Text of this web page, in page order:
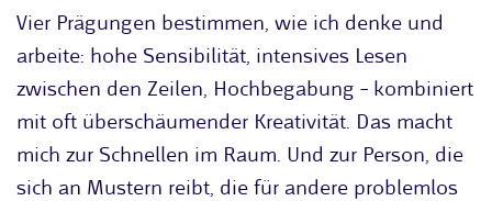
Vier Prägungen bestimmen, wie ich denke und
arbeite: hohe Sensibilität, intensives Lesen
zwischen den Zeilen, Hochbegabung – kombiniert
mit oft überschäumender Kreativität. Das macht
mich zur Schnellen im Raum. Und zur Person, die
sich an Mustern reibt, die für andere problemlos